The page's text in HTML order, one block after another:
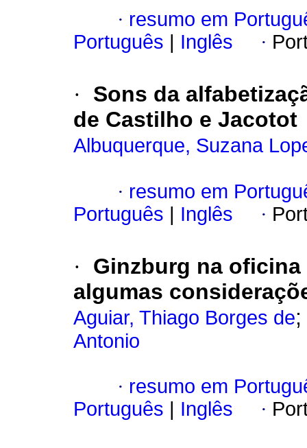
· resumo em
Português
Inglês ·
·
Sons da
de Castilho e Jacotot
Albuquerque, Suzana
· resumo em
Português
Inglês ·
·
Ginzburg na
algumas
Aguiar, Thiago Borges de;
Antonio
· resumo em
Português
Inglês ·